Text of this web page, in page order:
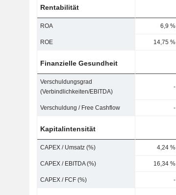
Rentabilität
ROA 6,9 %
ROE 14,75 %
Finanzielle Gesundheit
Verschuldungsgrad
(Verbindlichkeiten/EBITDA)
-
Verschuldung / Free Cashflow -
Kapitalintensität
CAPEX / Umsatz (%) 4,24 %
CAPEX / EBITDA (%) 16,34 %
CAPEX / FCF (%) -